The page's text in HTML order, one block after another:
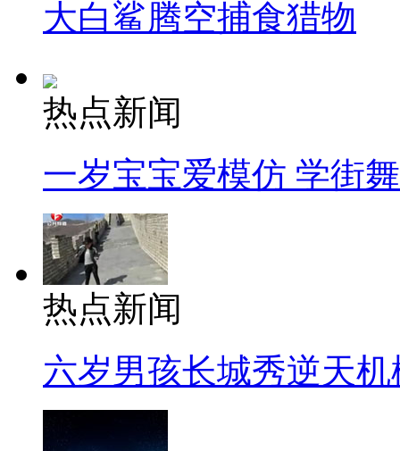
大白鲨腾空捕食猎物
热点新闻
一岁宝宝爱模仿 学街
热点新闻
六岁男孩长城秀逆天机